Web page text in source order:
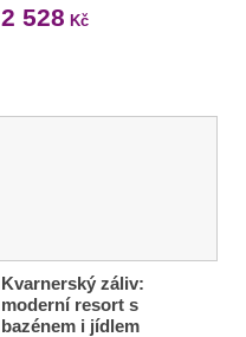
2 528 Kč
Kvarnerský záliv:
moderní resort s
bazénem i jídlem